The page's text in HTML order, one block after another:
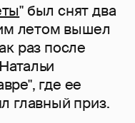
" был снят два
летом вышел
раз после
где ее
главный приз.